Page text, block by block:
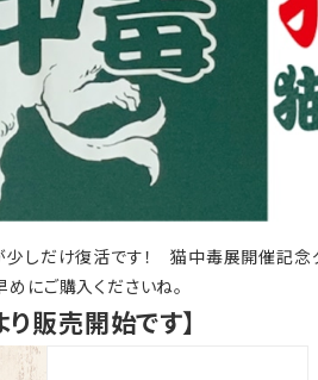
少しだけ復活です！ 猫中毒展開催記念
にご購入くださいね。
り販売開始です】